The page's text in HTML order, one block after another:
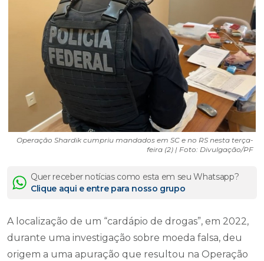
Operação Shardik cumpriu mandados em SC e no RS nesta terça-
feira (2) | Foto: Divulgação/PF
Quer receber notícias como esta em seu Whatsapp?
Clique aqui e entre para nosso grupo
A localização de um “cardápio de drogas”, em 2022,
durante uma investigação sobre moeda falsa, deu
origem a uma apuração que resultou na Operação